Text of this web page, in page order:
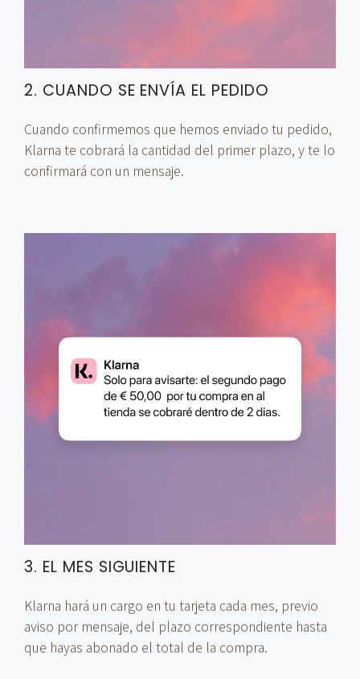
2. CUANDO SE ENVÍA EL PEDIDO
Cuando confirmemos que hemos enviado tu pedido,
Klarna te cobrará la cantidad del primer plazo, y te lo
confirmará con un mensaje.
3. EL MES SIGUIENTE
Klarna hará un cargo en tu tarjeta cada mes, previo
aviso por mensaje, del plazo correspondiente hasta
que hayas abonado el total de la compra.